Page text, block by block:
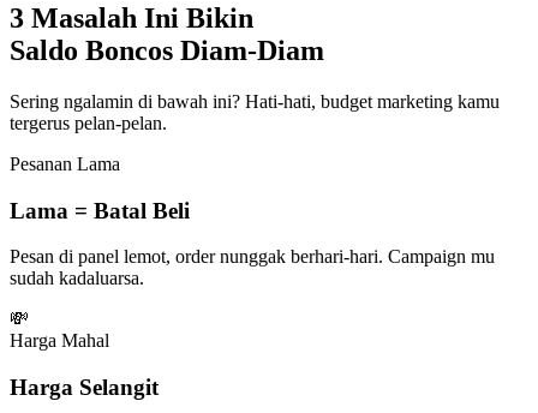
3 Masalah Ini Bikin
Saldo Boncos Diam-Diam
Sering ngalamin di bawah ini? Hati-hati, budget marketing kamu
tergerus pelan-pelan.
Pesanan Lama
Lama = Batal Beli
Pesan di panel lemot, order nunggak berhari-hari. Campaign mu
sudah kadaluarsa.
💸
Harga Mahal
Harga Selangit